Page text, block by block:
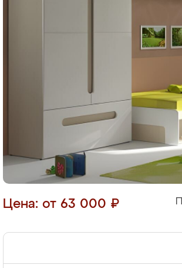
Цена: от 63 000 ₽